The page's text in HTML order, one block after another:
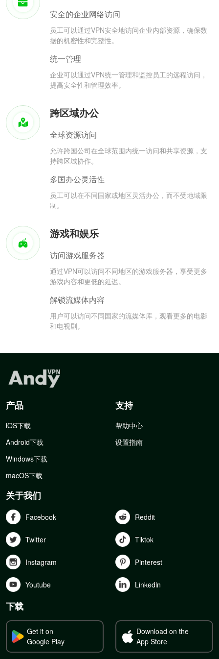
安全的企业网络访问
员工可以通过VPN安全地访问企业内部资源，确保数
据的机密性和完整性。
统一管理
企业可以通过VPN统一管理和监控员工的远程访问，
提高安全性和管理效率。
跨区域办公
全球资源访问
允许跨国公司在全球范围内统一访问和共享资源，支
持跨区域协作。
多国办公灵活性
员工可以在不同国家或地区灵活办公，而不受地域限
制。
游戏和娱乐
访问游戏服务器
通过VPN可以访问不同地区的游戏服务器，享受更多
游戏内容和更低的延迟。
解锁流媒体内容
用户可以访问不同国家的流媒体库，观看更多的电影
和电视剧。
产品
iOS下载
Android下载
Windows下载
macOS下载
支持
帮助中心
设置指南
关于我们
Facebook Reddit
Twitter Tiktok
Instagram Pinterest
Youtube Linkedln
下载
Get it on
Google Play
Download on the
App Store